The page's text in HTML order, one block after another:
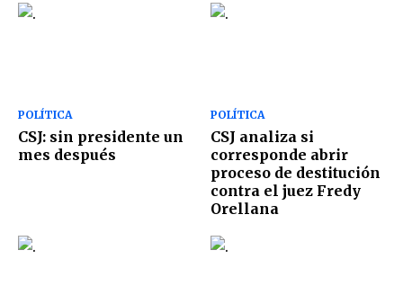
POLÍTICA
CSJ: sin presidente un
mes después
POLÍTICA
CSJ analiza si
corresponde abrir
proceso de destitución
contra el juez Fredy
Orellana